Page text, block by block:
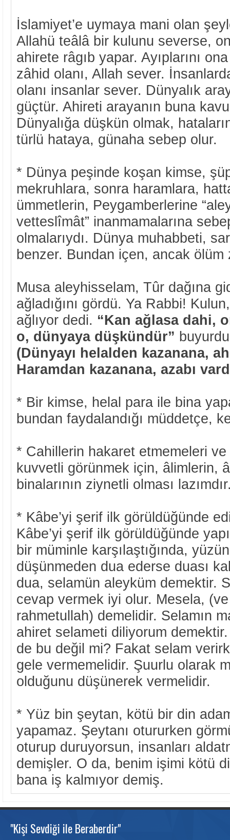
İslamiyet’e uymaya mani olan
Allahü teâlâ bir kulunu severse,
ahirete râgıb yapar. Ayıplarını
zâhid olanı, Allah sever.
olanı insanlar sever. Dünyalık
güçtür. Ahireti arayanın buna
Dünyalığa düşkün olmak,
türlü hataya, günaha sebep olur.
* Dünya peşinde koşan kimse,
mekruhlara, sonra haramlara,
ümmetlerin, Peygamberlerine
vetteslîmât” inanmamalarına
olmalarıydı. Dünya muhabbeti,
benzer. Bundan içen, ancak ölüm
Musa aleyhisselam, Tûr dağına
ağladığını gördü. Ya Rabbi!
ağlıyor dedi. “Kan ağlasa dahi,
o, dünyaya düşkündür”
(Dünyayı helalden kazanana,
Haramdan kazanana, azabı
* Bir kimse, helal para ile bina
bundan faydalandığı müddetçe,
* Cahillerin hakaret etmemeleri
kuvvetli görünmek için, âlimlerin,
binalarının ziynetli olması
* Kâbe’yi şerif ilk görüldüğünde
Kâbe’yi şerif ilk görüldüğünde
bir müminle karşılaştığında,
düşünmeden dua ederse duası
dua, selamün aleyküm demektir.
cevap vermek iyi olur. Mesela,
rahmetullah) demelidir. Selamın
ahiret selameti diliyorum
de bu değil mi? Fakat selam
gele vermemelidir. Şuurlu olarak
olduğunu düşünerek vermelidir.
* Yüz bin şeytan, kötü bir din
yapamaz. Şeytanı otururken
oturup duruyorsun, insanları
demişler. O da, benim işimi kötü
bana iş kalmıyor demiş.
"Kişi Sevdiği ile Beraberdir"